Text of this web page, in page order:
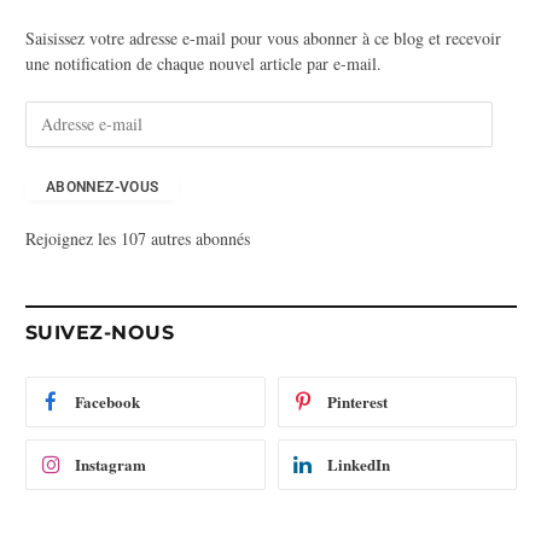
Saisissez votre adresse e-mail pour vous abonner à ce blog et recevoir
une notification de chaque nouvel article par e-mail.
s
-
m
ABONNEZ-VOUS
Rejoignez les 107 autres abonnés
SUIVEZ-NOUS
Facebook Pinterest
Instagram LinkedIn